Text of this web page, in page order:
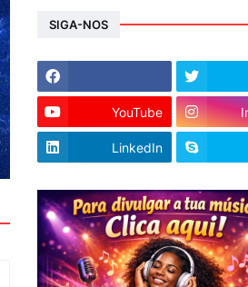
SIGA-NOS
YouTube
LinkedIn